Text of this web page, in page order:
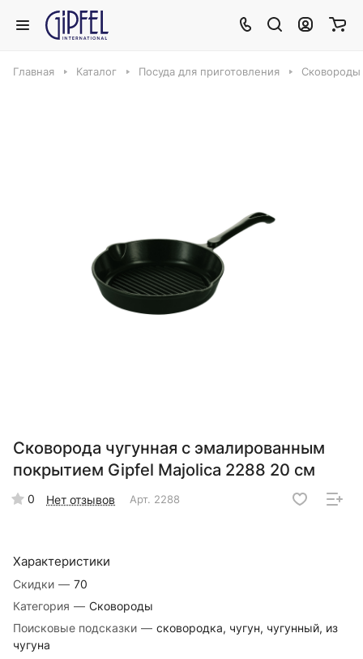
Главная Каталог Посуда для приготовления Сковороды
Сковорода чугунная с эмалированным
покрытием Gipfel Majolica 2288 20 см
0 Нет отзывов Арт. 2288
Характеристики
Скидки — 70
Категория — Сковороды
Поисковые подсказки — сковородка, чугун, чугунный, из
чугуна